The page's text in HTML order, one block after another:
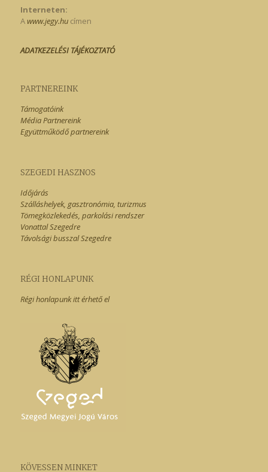
Interneten:
Awww.jegy.hucímen
ADATKEZELÉSI TÁJÉKOZTATÓ
PARTNEREINK
Támogatóink
Média Partnereink
Együttműködő partnereink
SZEGEDI HASZNOS
Időjárás
Szálláshelyek, gasztronómia, turizmus
Tömegközlekedés, parkolási rendszer
Vonattal Szegedre
Távolsági busszal Szegedre
RÉGI HONLAPUNK
Régi honlapunk itt érhető el
KÖVESSEN MINKET